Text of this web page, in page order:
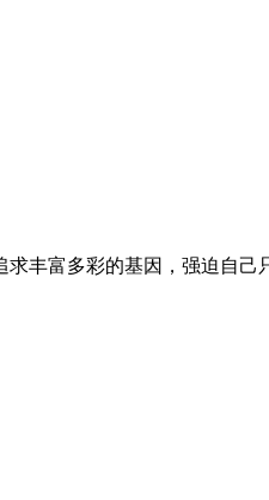
丰富多彩的基因，强迫自己